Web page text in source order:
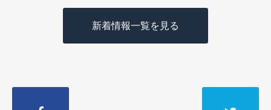
新着情報一覧を見る